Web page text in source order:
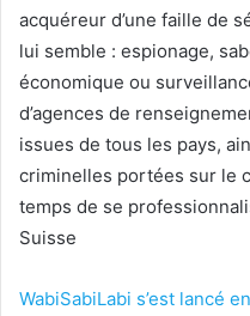
acquéreur d’une faille de
lui semble : espionage,
économique ou
d’agences de
issues de tous les pays,
criminelles portées sur le
temps de se
Suisse
WabiSabiLabi s’est lancé